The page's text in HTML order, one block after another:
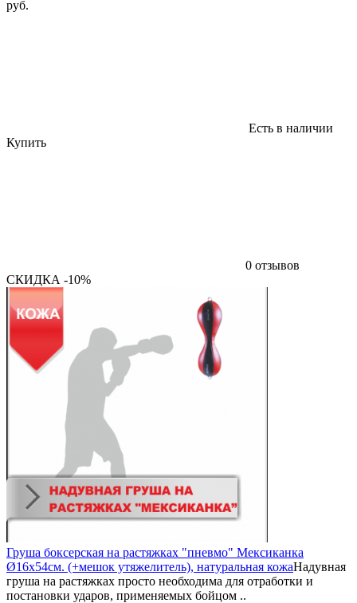
руб.
Есть в наличии
Купить
0 отзывов
СКИДКА -10%
Груша боксерская на растяжках "пневмо" Мексиканка
Ø16х54см. (+мешок утяжелитель), натуральная кожаНадувная
груша на растяжках просто необходима для отработки и
постановки ударов, применяемых бойцом ..